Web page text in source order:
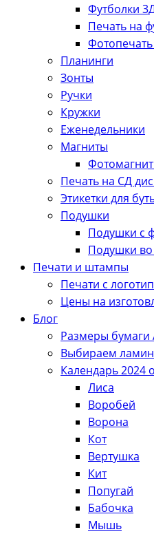
Футболки
Печать на
Планинги
Зонты
Ручки
Кружки
Еженедельники
Магниты
Печать на СД
Этикетки для
Подушки
Подушки с
Подушки во
Печати и штампы
Печати с
Цены на
Блог
Размеры бумаги
Выбираем
Календарь 2024
Лиса
Воробей
Ворона
Кот
Вертушка
Кит
Попугай
Бабочка
Мышь